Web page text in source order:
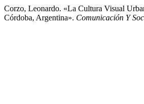
Corzo, Leonardo. «La Cultura Visual
Córdoba, Argentina». Comunicación Y